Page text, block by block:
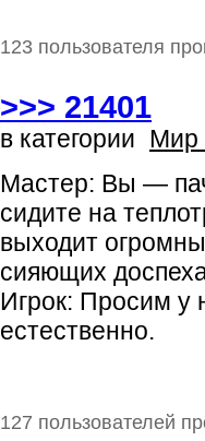
123 пользователя
>>> 21401
в категории Мир
Мастер: Вы —
сидите на
выходит
сияющих
Игрок: Просим у
естественно.
127 пользователей